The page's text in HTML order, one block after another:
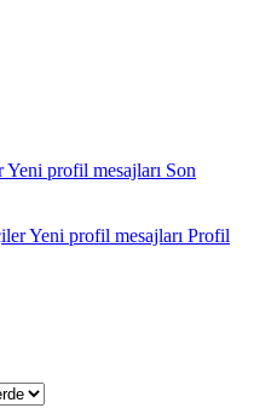
Yeni profil mesajları Son
Yeni profil mesajları Profil